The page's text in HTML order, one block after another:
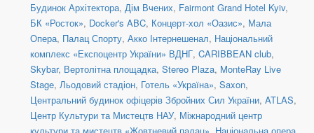
Будинок Архітектора, Дім Вчених, Fairmont Grand Hotel Kyiv,
БК «Росток», Docker's ABC, Концерт-хол «Оазис», Мала
Опера, Палац Спорту, Акко Інтернешенал, Національний
комплекс «Експоцентр України» ВДНГ, CARIBBEAN club,
Skybar, Вертолітна площадка, Stereo Plaza, MonteRay Live
Stage, Льодовий стадіон, Готель «Україна», Saxon,
Центральний будинок офіцерів Збройних Сил України, ATLAS,
Центр Культури та Мистецтв НАУ, Міжнародний центр